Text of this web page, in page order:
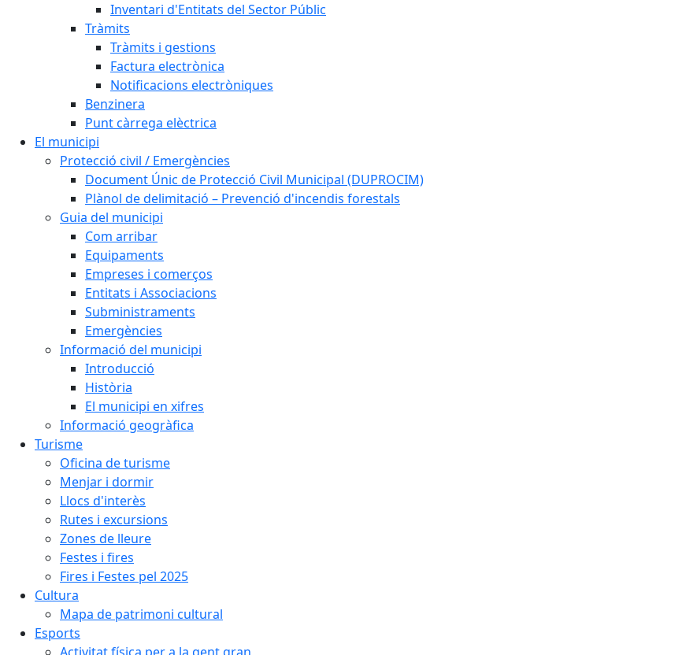
Inventari d'Entitats del Sector Públic
Tràmits
Tràmits i gestions
Factura electrònica
Notificacions electròniques
Benzinera
Punt càrrega elèctrica
El municipi
Protecció civil / Emergències
Document Únic de Protecció Civil Municipal (DUPROCIM)
Plànol de delimitació – Prevenció d'incendis forestals
Guia del municipi
Com arribar
Equipaments
Empreses i comerços
Entitats i Associacions
Subministraments
Emergències
Informació del municipi
Introducció
Història
El municipi en xifres
Informació geogràfica
Turisme
Oficina de turisme
Menjar i dormir
Llocs d'interès
Rutes i excursions
Zones de lleure
Festes i fires
Fires i Festes pel 2025
Cultura
Mapa de patrimoni cultural
Esports